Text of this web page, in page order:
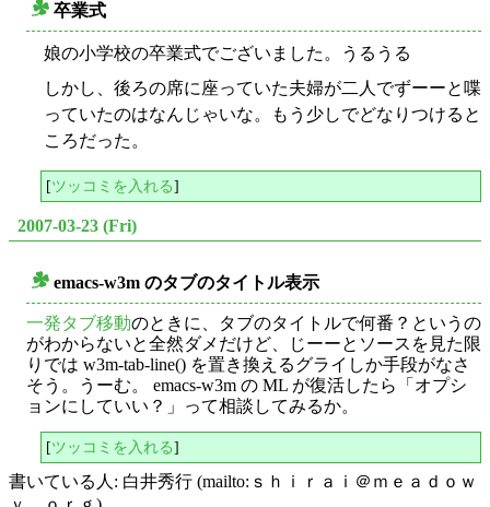
卒業式
娘の小学校の卒業式でございました。うるうる
しかし、後ろの席に座っていた夫婦が二人でずーーと喋
っていたのはなんじゃいな。もう少しでどなりつけると
ころだった。
[ツッコミを入れる]
2007-03-23 (Fri)
emacs-w3m のタブのタイトル表示
一発タブ移動のときに、タブのタイトルで何番？というの
がわからないと全然ダメだけど、じーーとソースを見た限
りでは w3m-tab-line() を置き換えるグライしか手段がなさ
そう。うーむ。 emacs-w3m の ML が復活したら「オプシ
ョンにしていい？」って相談してみるか。
[ツッコミを入れる]
書いている人: 白井秀行 (mailto:ｓｈｉｒａｉ＠ｍｅａｄｏｗ